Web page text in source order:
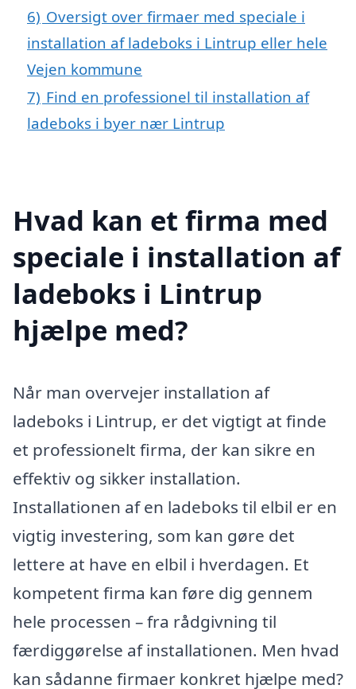
6) Oversigt over firmaer med speciale i
installation af ladeboks i Lintrup eller hele
Vejen kommune
7) Find en professionel til installation af
ladeboks i byer nær Lintrup
Hvad kan et firma med
speciale i installation af
ladeboks i Lintrup
hjælpe med?
Når man overvejer installation af
ladeboks i Lintrup, er det vigtigt at finde
et professionelt firma, der kan sikre en
effektiv og sikker installation.
Installationen af en ladeboks til elbil er en
vigtig investering, som kan gøre det
lettere at have en elbil i hverdagen. Et
kompetent firma kan føre dig gennem
hele processen – fra rådgivning til
færdiggørelse af installationen. Men hvad
kan sådanne firmaer konkret hjælpe med?